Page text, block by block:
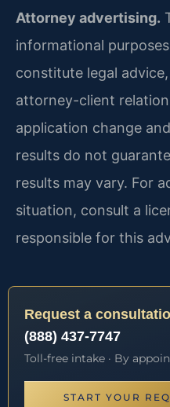
Attorney advertising.
informational
constitute legal
attorney-client
application change
results do not
results may vary. For
situation, consult a
responsible for this
Request a
(888) 437-7747
Toll-free intake · By
START YOUR